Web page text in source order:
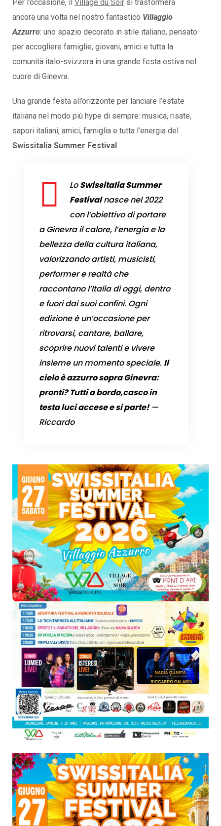
Per l’occasione, il Village du Soir si trasformerà
ancora una volta nel nostro fantastico Villaggio
Azzurro: uno spazio decorato in stile italiano, pensato
per accogliere famiglie, giovani, amici e tutta la
comunità italo-svizzera in una grande festa estiva nel
cuore di Ginevra.
Una grande festa all’orizzonte per lanciare l’estate
italiana nel modo più hype di sempre: musica, risate,
sapori italiani, amici, famiglia e tutta l’energia del
Swissitalia Summer Festival.
LoSwissitalia Summer
Festivalnasce nel 2022
con l’obiettivo di portare
a Ginevra il calore, l’energia e la
bellezza della cultura italiana,
valorizzando artisti, musicisti,
performer e realtà che
raccontano l’Italia di oggi, dentro
e fuori dai suoi confini. Ogni
edizione è un’occasione per
ritrovarsi, cantare, ballare,
scoprire nuovi talenti e vivere
insieme un momento speciale. Il
cielo è azzurro sopra Ginevra:
pronti? Tutti a bordo,casco in
testa luci accese e si parte!—
Riccardo